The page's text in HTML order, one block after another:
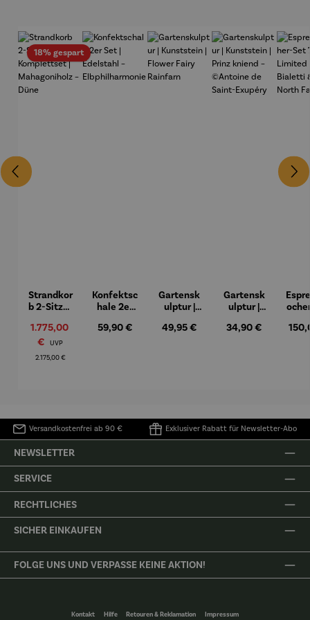
18% gespartRabatt
Strandkor
b 2-Sitzer
set |
Mahagoni
holz –
Verkaufspreis:
1.775,00
€
UVP
2.175,00 €
Konfektsc
hale 2er
Edelstahl
Regulärer Preis:
59,90 €
Gartensk
ulptur |
n | Flower
Regulärer Preis:
49,95 €
Gartensk
ulptur |
n | Prinz
Regulärer Preis:
34,90 €
Versandkostenfrei ab 90 € Exklusiver Rabatt für Newsletter-Abo
NEWSLETTER
SERVICE
RECHTLICHES
SICHER EINKAUFEN
FOLGE UNS UND VERPASSE KEINE AKTION!
Kontakt Hilfe Retouren & Reklamation Impressum